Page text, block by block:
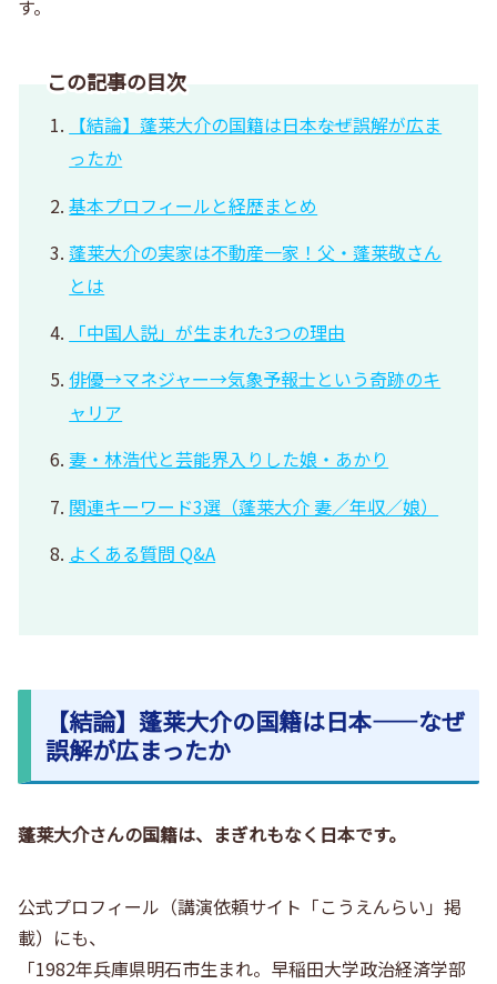
す。
この記事の目次
【結論】蓬莱大介の国籍は日本――なぜ誤解が広ま
ったか
基本プロフィールと経歴まとめ
蓬莱大介の実家は不動産一家！父・蓬莱敬さん
とは
「中国人説」が生まれた3つの理由
俳優→マネジャー→気象予報士という奇跡のキ
ャリア
妻・林浩代と芸能界入りした娘・あかり
関連キーワード3選（蓬莱大介 妻／年収／娘）
よくある質問 Q&A
【結論】蓬莱大介の国籍は日本――なぜ
誤解が広まったか
蓬莱大介さんの国籍は、まぎれもなく日本です。
公式プロフィール（講演依頼サイト「こうえんらい」掲
載）にも、
「1982年兵庫県明石市生まれ。早稲田大学政治経済学部